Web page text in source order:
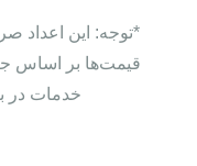
*توجه: این اعداد
قیمت‌ها بر اساس
خدمات در